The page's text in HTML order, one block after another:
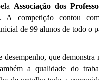
Associação dos
. A competição contou
de 99 alunos de todo o
que demonstra
a qualidade do